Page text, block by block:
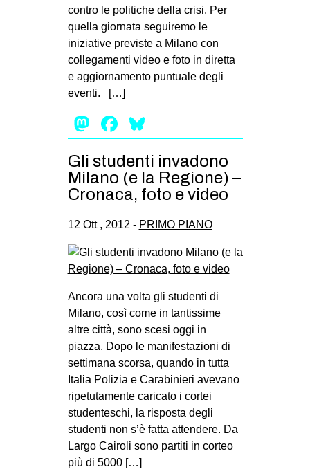
contro le politiche della crisi. Per
quella giornata seguiremo le
iniziative previste a Milano con
collegamenti video e foto in diretta
e aggiornamento puntuale degli
eventi. […]
Mastodon
Facebook
Gli studenti invadono
Milano (e la Regione) –
Cronaca, foto e video
12 Ott , 2012 - PRIMO PIANO
Ancora una volta gli studenti di
Milano, così come in tantissime
altre città, sono scesi oggi in
piazza. Dopo le manifestazioni di
settimana scorsa, quando in tutta
Italia Polizia e Carabinieri avevano
ripetutamente caricato i cortei
studenteschi, la risposta degli
studenti non s’è fatta attendere. Da
Largo Cairoli sono partiti in corteo
più di 5000 […]